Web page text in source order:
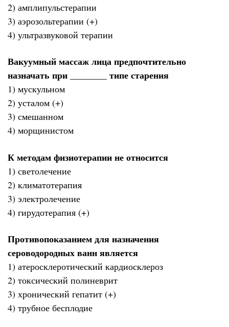
2) амплипульстерапии
3) аэрозольтерапии (+)
4) ультразвуковой терапии
Вакуумный массаж лица предпочтительно
назначать при ________ типе старения
1) мускульном
2) усталом (+)
3) смешанном
4) морщинистом
К методам физиотерапии не относится
1) светолечение
2) климатотерапия
3) электролечение
4) гирудотерапия (+)
Противопоказанием для назначения
сероводородных ванн является
1) атеросклеротический кардиосклероз
2) токсический полиневрит
3) хронический гепатит (+)
4) трубное бесплодие